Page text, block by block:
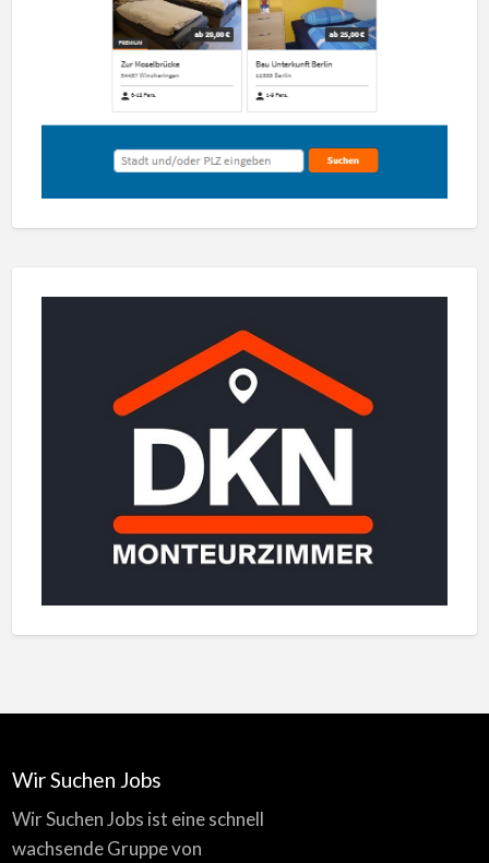
Wir Suchen Jobs
Wir Suchen Jobs ist eine schnell
wachsende Gruppe von